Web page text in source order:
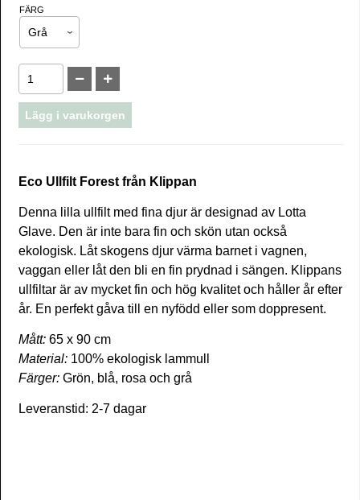
FÄRG
Eco Ullfilt Forest från Klippan
Denna lilla ullfilt med fina djur är designad av Lotta
Glave. Den är inte bara fin och skön utan också
ekologisk. Låt skogens djur värma barnet i vagnen,
vaggan eller låt den bli en fin prydnad i sängen. Klippans
ullfiltar är av mycket fin och hög kvalitet och håller år efter
år. En perfekt gåva till en nyfödd eller som doppresent.
Mått: 65 x 90 cm
Material: 100% ekologisk lammull
Färger: Grön, blå, rosa och grå
Leveranstid: 2-7 dagar